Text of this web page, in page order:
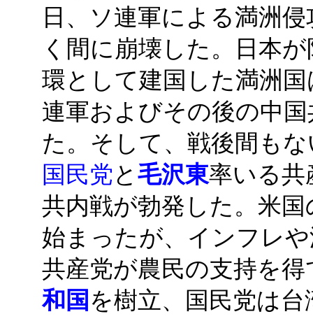
日、ソ連軍による満洲
く間に崩壊した。日本
環として建国した満洲
連軍およびその後の中
た。そして、戦後間も
国民党 と 毛沢東率いる共
共内戦が勃発した。米
始まったが、インフレ
共産党が農民の支持を得
和国 を樹立、国民党は